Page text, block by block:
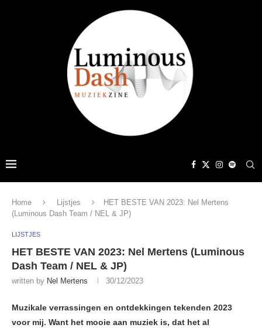
Home Lijstjes
HET BESTE VAN 2023: Nel Mertens
(Luminous Dash Team / NEL & JP)
LIJSTJES
HET BESTE VAN 2023: Nel Mertens (Luminous
Dash Team / NEL & JP)
written by Nel Mertens 30/12/2023
Muzikale verrassingen en ontdekkingen tekenden 2023
voor mij. Want het mooie aan muziek is, dat het al